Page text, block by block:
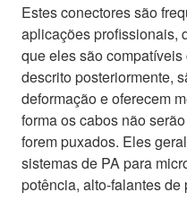
Estes conectores são
aplicações profissionais,
que eles são
descrito posteriormente,
deformação e oferecem
forma os cabos não
forem puxados. Eles
sistemas de PA para
potência, alto-falantes de